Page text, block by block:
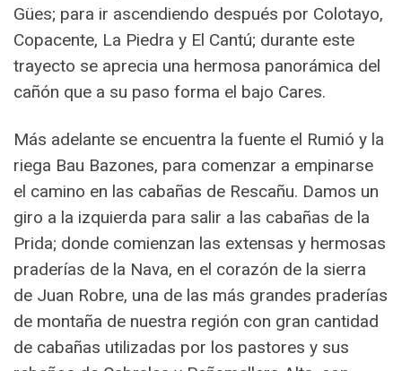
Gües; para ir ascendiendo después por Colotayo,
Copacente, La Piedra y El Cantú; durante este
trayecto se aprecia una hermosa panorámica del
cañón que a su paso forma el bajo Cares.
Más adelante se encuentra la fuente el Rumió y la
riega Bau Bazones, para comenzar a empinarse
el camino en las cabañas de Rescañu. Damos un
giro a la izquierda para salir a las cabañas de la
Prida; donde comienzan las extensas y hermosas
praderías de la Nava, en el corazón de la sierra
de Juan Robre, una de las más grandes praderías
de montaña de nuestra región con gran cantidad
de cabañas utilizadas por los pastores y sus